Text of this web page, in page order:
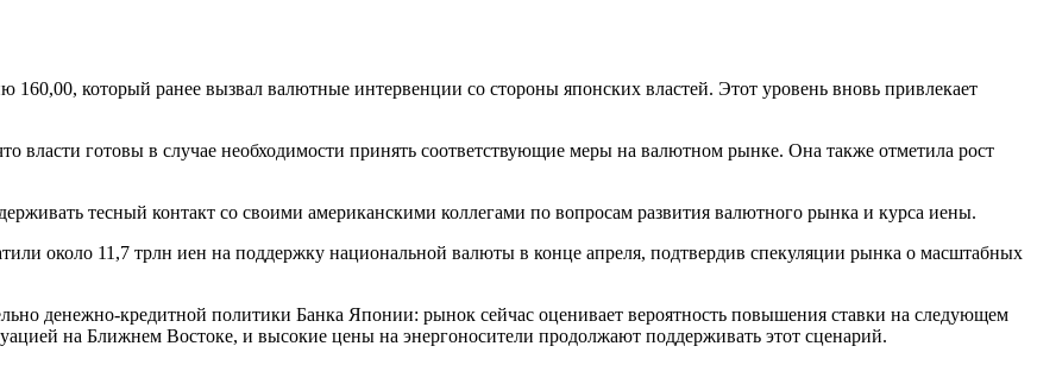
который ранее вызвал валютные интервенции со стороны японских властей. Этот уровень вновь привлекает
готовы в случае необходимости принять соответствующие меры на валютном рынке. Она также отметила рост
тесный контакт со своими американскими коллегами по вопросам развития валютного рынка и курса иены.
около 11,7 трлн иен на поддержку национальной валюты в конце апреля, подтвердив спекуляции рынка о масштабных
денежно-кредитной политики Банка Японии: рынок сейчас оценивает вероятность повышения ставки на следующем
на Ближнем Востоке, и высокие цены на энергоносители продолжают поддерживать этот сценарий.